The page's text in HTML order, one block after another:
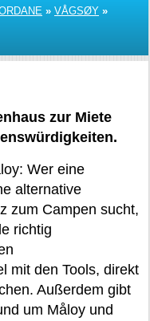
» VÅGSØY »
zur Miete
Wer eine
alternative
zum Campen sucht,
richtig
mit den Tools, direkt
Außerdem gibt
um Måloy und